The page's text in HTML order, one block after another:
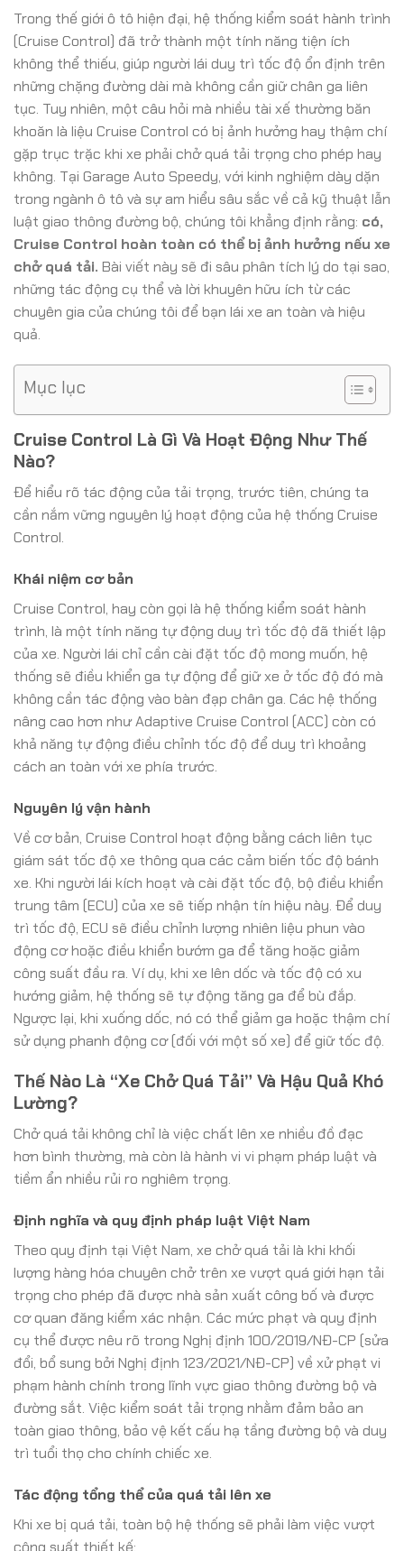
Trong thế giới ô tô hiện đại, hệ thống kiểm soát hành trình
(Cruise Control) đã trở thành một tính năng tiện ích
không thể thiếu, giúp người lái duy trì tốc độ ổn định trên
những chặng đường dài mà không cần giữ chân ga liên
tục. Tuy nhiên, một câu hỏi mà nhiều tài xế thường băn
khoăn là liệu Cruise Control có bị ảnh hưởng hay thậm chí
gặp trục trặc khi xe phải chở quá tải trọng cho phép hay
không. Tại Garage Auto Speedy, với kinh nghiệm dày dặn
trong ngành ô tô và sự am hiểu sâu sắc về cả kỹ thuật lẫn
luật giao thông đường bộ, chúng tôi khẳng định rằng: có,
Cruise Control hoàn toàn có thể bị ảnh hưởng nếu xe
chở quá tải. Bài viết này sẽ đi sâu phân tích lý do tại sao,
những tác động cụ thể và lời khuyên hữu ích từ các
chuyên gia của chúng tôi để bạn lái xe an toàn và hiệu
quả.
Mục lục
Cruise Control Là Gì Và Hoạt Động Như Thế
Nào?
Để hiểu rõ tác động của tải trọng, trước tiên, chúng ta
cần nắm vững nguyên lý hoạt động của hệ thống Cruise
Control.
Khái niệm cơ bản
Cruise Control, hay còn gọi là hệ thống kiểm soát hành
trình, là một tính năng tự động duy trì tốc độ đã thiết lập
của xe. Người lái chỉ cần cài đặt tốc độ mong muốn, hệ
thống sẽ điều khiển ga tự động để giữ xe ở tốc độ đó mà
không cần tác động vào bàn đạp chân ga. Các hệ thống
nâng cao hơn như Adaptive Cruise Control (ACC) còn có
khả năng tự động điều chỉnh tốc độ để duy trì khoảng
cách an toàn với xe phía trước.
Nguyên lý vận hành
Về cơ bản, Cruise Control hoạt động bằng cách liên tục
giám sát tốc độ xe thông qua các cảm biến tốc độ bánh
xe. Khi người lái kích hoạt và cài đặt tốc độ, bộ điều khiển
trung tâm (ECU) của xe sẽ tiếp nhận tín hiệu này. Để duy
trì tốc độ, ECU sẽ điều chỉnh lượng nhiên liệu phun vào
động cơ hoặc điều khiển bướm ga để tăng hoặc giảm
công suất đầu ra. Ví dụ, khi xe lên dốc và tốc độ có xu
hướng giảm, hệ thống sẽ tự động tăng ga để bù đắp.
Ngược lại, khi xuống dốc, nó có thể giảm ga hoặc thậm chí
sử dụng phanh động cơ (đối với một số xe) để giữ tốc độ.
Thế Nào Là “Xe Chở Quá Tải” Và Hậu Quả Khó
Lường?
Chở quá tải không chỉ là việc chất lên xe nhiều đồ đạc
hơn bình thường, mà còn là hành vi vi phạm pháp luật và
tiềm ẩn nhiều rủi ro nghiêm trọng.
Định nghĩa và quy định pháp luật Việt Nam
Theo quy định tại Việt Nam, xe chở quá tải là khi khối
lượng hàng hóa chuyên chở trên xe vượt quá giới hạn tải
trọng cho phép đã được nhà sản xuất công bố và được
cơ quan đăng kiểm xác nhận. Các mức phạt và quy định
cụ thể được nêu rõ trong Nghị định 100/2019/NĐ-CP (sửa
đổi, bổ sung bởi Nghị định 123/2021/NĐ-CP) về xử phạt vi
phạm hành chính trong lĩnh vực giao thông đường bộ và
đường sắt. Việc kiểm soát tải trọng nhằm đảm bảo an
toàn giao thông, bảo vệ kết cấu hạ tầng đường bộ và duy
trì tuổi thọ cho chính chiếc xe.
Tác động tổng thể của quá tải lên xe
Khi xe bị quá tải, toàn bộ hệ thống sẽ phải làm việc vượt
công suất thiết kế: